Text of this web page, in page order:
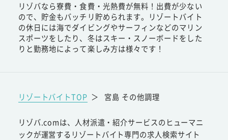
リゾバなら寮費・食費・光熱費が無料！出費が少ない
ので、貯金もバッチリ貯められます。リゾートバイト
の休日には海でダイビングやサーフィンなどのマリン
スポーツをしたり、冬はスキー・スノーボードをした
りと勤務地によって楽しみ方は様々です！
リゾートバイトTOP ＞ 宮島 その他調理
リゾバ.comは、人材派遣・紹介サービスのヒューマニ
ックが運営するリゾートバイト専門の求人検索サイト